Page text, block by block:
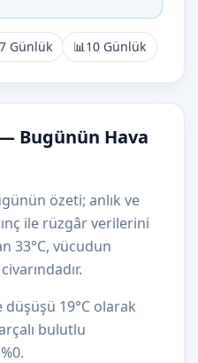
7 Günlük 📊10 Günlük
Bugünün Hava
özeti; anlık ve
ile rüzgâr verilerini
33°C, vücudun
düşüşü 19°C olarak
bulutlu